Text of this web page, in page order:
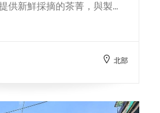
供新鮮採摘的茶菁，與製茶
年)，三峽鎮農會與鎮公所
茶菁集散中心」，專門提供
遂直接將茶菁賣予製茶廠，
北部